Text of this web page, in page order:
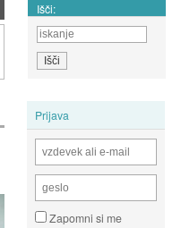
Išči:
Prijava
Zapomni si me